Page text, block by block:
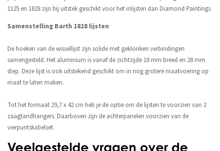
1125 en 1828 zijn bij uitstek geschikt voor het inlijsten dan Diamond Paintings
Samenstelling Barth 1828 lijsten
De hoeken van de wissellijst zijn solide met geklonken verbindingen
samengesteld. Het aluminium is vanaf de zichtzijde 18 mm breed en 28 mm
diep. Deze lijst is ook uitstekend geschikt om in nog grotere maatvoering op
maat te laten maken.
Tot het formaat 29,7 x 42 cm heb je de optie om de lijsten te voorzien van 2
zaagtandhangers. Daarboven zijn de achterpanelen voorzien van de
vierpuntskabelset.
Veelgestelde vragen over de